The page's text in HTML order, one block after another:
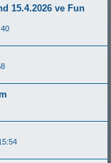
15.4.2026 ve Fun